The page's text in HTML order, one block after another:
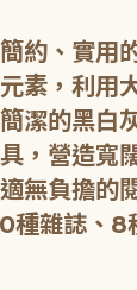
約、實用
素，利用
潔的黑白
，營造寬
無負擔的
種雜誌、8